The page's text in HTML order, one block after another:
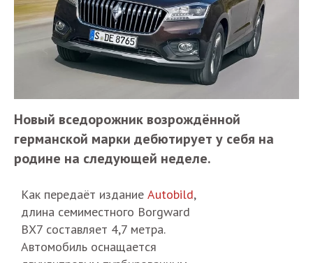
Новый вседорожник возрождённой
германской марки дебютирует у себя на
родине на следующей неделе.
Как передаёт издание Autobild,
длина семиместного Borgward
BX7 составляет 4,7 метра.
Автомобиль оснащается